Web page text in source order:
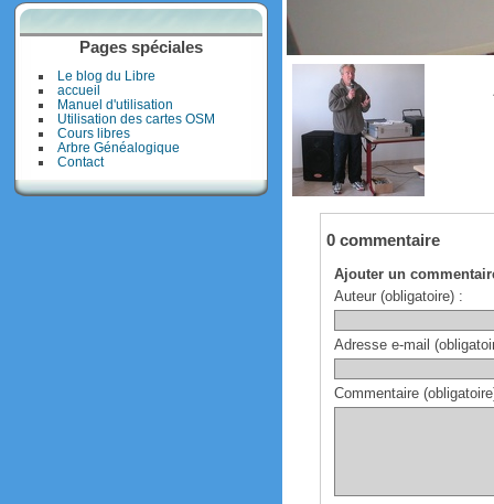
Pages spéciales
Le blog du Libre
accueil
Manuel d'utilisation
Utilisation des cartes OSM
Cours libres
Arbre Généalogique
Contact
0 commentaire
Ajouter un
Auteur (obligatoire) :
Adresse e-mail
Commentaire